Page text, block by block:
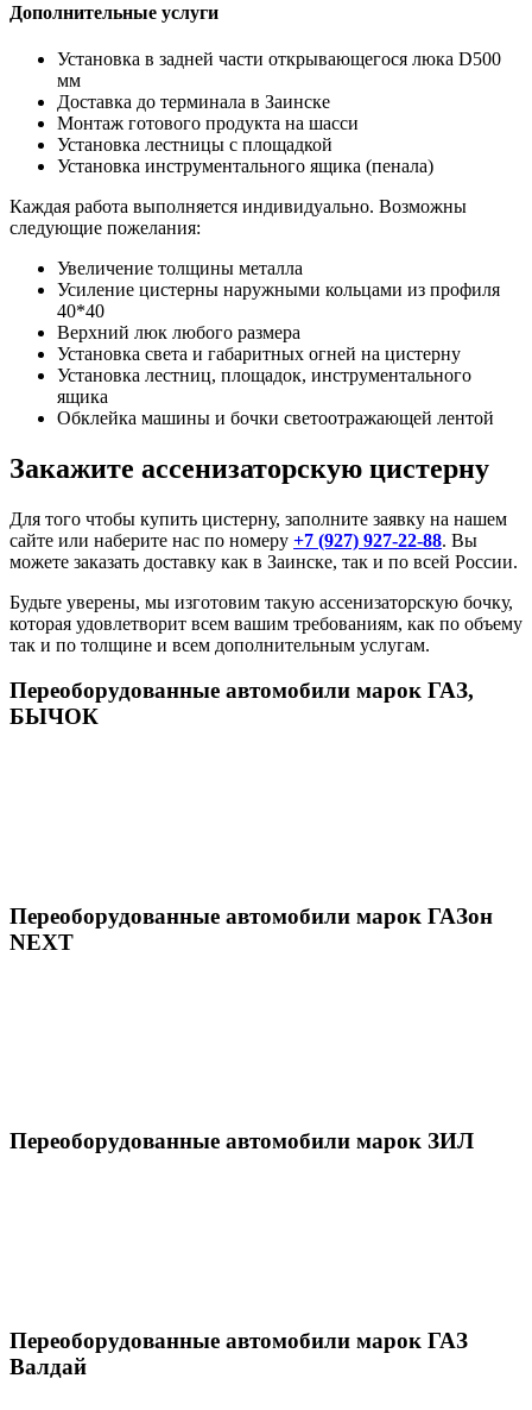
Дополнительные услуги
Установка в задней части открывающегося люка D500
мм
Доставка до терминала в Заинске
Монтаж готового продукта на шасси
Установка лестницы с площадкой
Установка инструментального ящика (пенала)
Каждая работа выполняется индивидуально. Возможны
следующие пожелания:
Увеличение толщины металла
Усиление цистерны наружными кольцами из профиля
40*40
Верхний люк любого размера
Установка света и габаритных огней на цистерну
Установка лестниц, площадок, инструментального
ящика
Обклейка машины и бочки светоотражающей лентой
Закажите ассенизаторскую цистерну
Для того чтобы купить цистерну, заполните заявку на нашем
сайте или наберите нас по номеру +7 (927) 927-22-88. Вы
можете заказать доставку как в Заинске, так и по всей России.
Будьте уверены, мы изготовим такую ассенизаторскую бочку,
которая удовлетворит всем вашим требованиям, как по объему
так и по толщине и всем дополнительным услугам.
Переоборудованные автомобили марок ГАЗ,
БЫЧОК
Переоборудованные автомобили марок ГАЗон
NEXT
Переоборудованные автомобили марок ЗИЛ
Переоборудованные автомобили марок ГАЗ
Валдай